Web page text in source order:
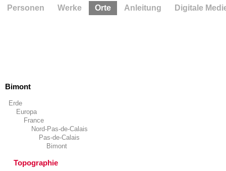
Bimont
Erde
Europa
France
Nord-Pas-de-Calais
Pas-de-Calais
Bimont
Topographie
Personen Werke Orte Anleitung Digitale